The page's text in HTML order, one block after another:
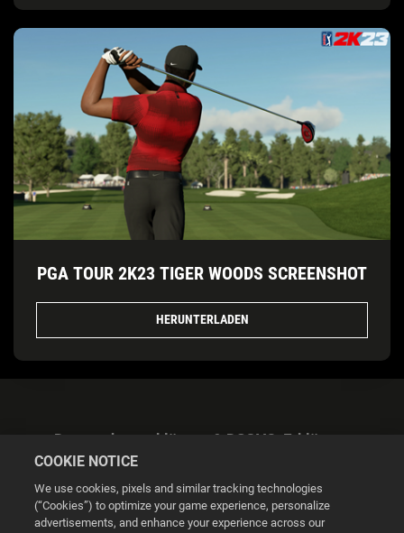
PGA TOUR 2K23 TIGER WOODS SCREENSHOT
HERUNTERLADEN
Datenschutzerklärung & DSGVO-Erklärung
COOKIE NOTICE
We use cookies, pixels and similar tracking technologies
(“Cookies”) to optimize your game experience, personalize
advertisements, and enhance your experience across our